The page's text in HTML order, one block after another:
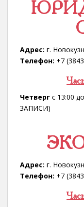
Адрес: г.
Телефон: +7
Четверг с 13:00
ЗАПИСИ)
Адрес: г.
Телефон: +7